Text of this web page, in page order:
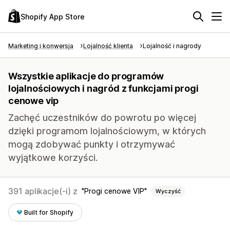
Shopify App Store
Marketing i konwersja Lojalność klienta Lojalność i nagrody
Wszystkie aplikacje do programów
lojalnościowych i nagród z funkcjami progi
cenowe vip
Zachęć uczestników do powrotu po więcej
dzięki programom lojalnościowym, w których
mogą zdobywać punkty i otrzymywać
wyjątkowe korzyści.
391 aplikacje(-i) z Progi cenowe VIP Wyczyść
Built for Shopify